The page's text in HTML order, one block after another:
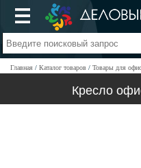
Главная Каталог товаров Товары для
Кресло